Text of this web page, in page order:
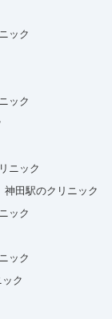
ック
ック
ニック
神田駅のクリニック
ック
ック
ク